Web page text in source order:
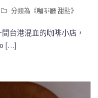
分類為《咖啡廳 甜點》
台港混血的咖啡小店，
[…]